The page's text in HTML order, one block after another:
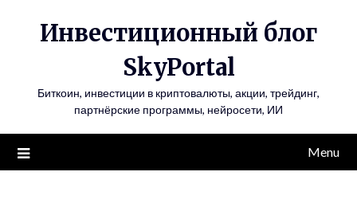
Инвестиционный блог
SkyPortal
Биткоин, инвестиции в криптовалюты, акции, трейдинг,
партнёрские программы, нейросети, ИИ
Menu